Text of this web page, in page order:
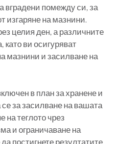
вградени помежду си, за
изгаряне на мазнини.
целия ден, а различните
като ви осигуряват
мазнини и засилване на
в план за хранене и
за засилване на вашата
на теглото чрез
и ограничаване на
постигнете резултатите